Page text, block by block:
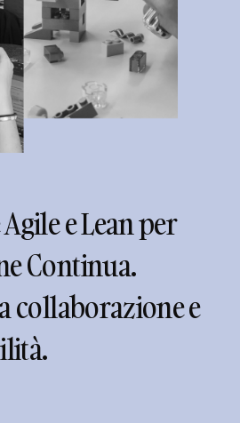
e Lean per
Continua.
collaborazione e